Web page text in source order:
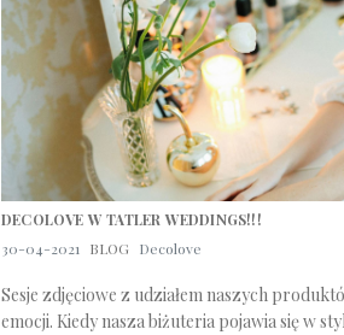
DECOLOVE W TATLER WEDDINGS!!!
30-04-2021
BLOG Decolove
Sesje zdjęciowe z udziałem naszych
emocji. Kiedy nasza biżuteria pojawia się w